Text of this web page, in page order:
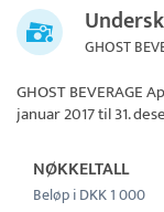
GHOST
GHOST BEVERAGE
januar 2017 til 31.
NØKKELTALL
Beløp i DKK 1 000